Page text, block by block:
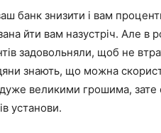
банк знизити і вам
йти вам назустріч. Але в
задовольняли, щоб не
знають, що можна
великими грошима, зате
установи.